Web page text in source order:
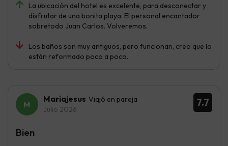
La ubicación del hotel es excelente, para desconectar y
disfrutar de una bonita playa. El personal encantador
sobretodo Juan Carlos. Volveremos.
Los baños son muy antiguos, pero funcionan, creo que lo
están reformado poco a poco.
7.7
Mariajesus Viajó en pareja
Julio 2026
Bien